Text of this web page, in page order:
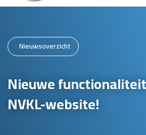
Nieuwsoverzicht
Nieuwe
NVKL-website!